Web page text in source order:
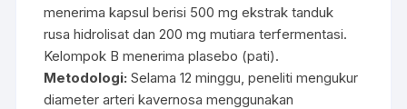
menerima kapsul berisi 500 mg ekstrak tanduk
rusa hidrolisat dan 200 mg mutiara terfermentasi.
Kelompok B menerima plasebo (pati).
Metodologi: Selama 12 minggu, peneliti mengukur
diameter arteri kavernosa menggunakan